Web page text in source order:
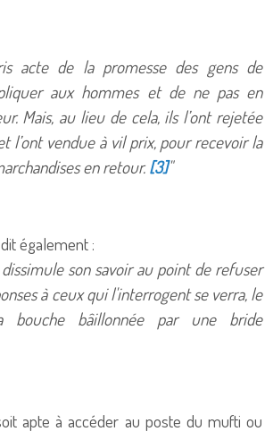
acte de la promesse des gens de
aux hommes et de ne pas en
Mais, au lieu de cela, ils l’ont rejetée
l’ont vendue à vil prix, pour recevoir la
en retour.[3]"
également :
son savoir au point de refuser
à ceux qui l'interrogent se verra, le
bouche bâillonnée par une bride
apte à accéder au poste du mufti ou